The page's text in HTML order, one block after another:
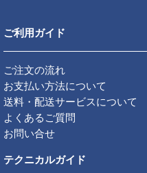
ご利用ガイド
ご注文の流れ
お支払い方法について
送料・配送サービスについて
よくあるご質問
お問い合せ
テクニカルガイド